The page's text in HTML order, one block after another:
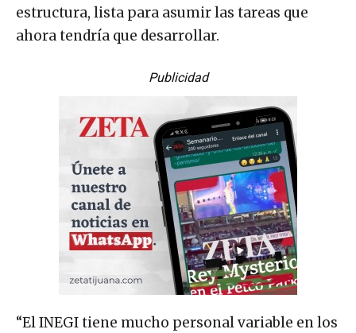
estructura, lista para asumir las tareas que
ahora tendría que desarrollar.
Publicidad
“El INEGI tiene mucho personal variable en los